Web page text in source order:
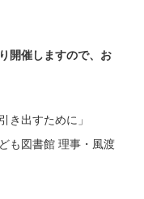
開催しますので、お
出すために」
図書館 理事・風渡